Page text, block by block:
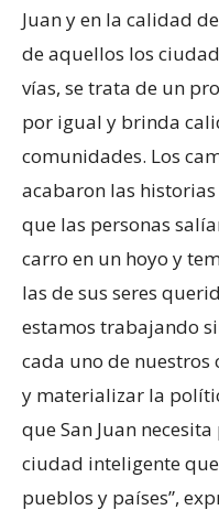
Juan y en la calidad
de aquellos los
vías, se trata de un
por igual y brinda
comunidades. Los
acabaron las
que las personas
carro en un hoyo y
las de sus seres
estamos trabajando
cada uno de
y materializar la
que San Juan
ciudad inteligente
pueblos y países”,